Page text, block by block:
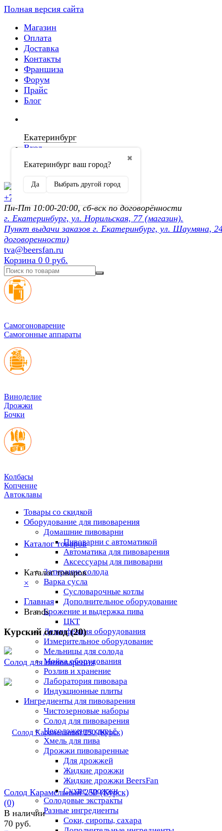
Полная версия сайта
Магазин
Оплата
Доставка
Контакты
Франшиза
Форум
Прайс
Блог
Екатеринбург
✖
Екатеринбург ваш город?
Да Выбрать другой город
Вход
Регистрация
+7 (902) 872-54-70
Пн-Пт 10:00-20:00, сб-вск по договорённости
г. Екатеринбург, ул. Норильская, 77 (магазин).
Пункт выдачи заказов г. Екатеринбург, ул. Шаумяна,
договоренности)
tva@beersfan.ru
Корзина 0 0 руб.
Cамогоноварение
Самогонные аппараты
Виноделие
Дрожжи
Бочки
Колбасы
Копчение
Автоклавы
Товары со скидкой
Оборудование для пивоварения
Домашние пивоварни
Пивоварни с автоматикой
Автоматика для пивоварения
Аксессуары для пивоварни
Затирание солода
Варка сусла
Cусловарочные котлы
Дополнительное оборудование
Брожение и выдержка пива
ЦКТ
Дезинфекция оборудования
Измерительное оборудование
Мельницы для солода
Мойка оборудования
Розлив и хранение
Лаборатория пивовара
Индукционные плиты
Ингредиенты для пивоварения
Чистозерновые наборы
Солод для пивоварения
Несоложеное сырьё
Хмель для пива
Дрожжи пивоваренные
Для дрожжей
Жидкие дрожжи
Жидкие дрожжи BeersFan
Сухие дрожжи
Солодовые экстракты
Разные ингредиенты
Соки, сиропы, сахара
Каталог товаров
Каталог товаров
×
Главная
Brands
Курский солод (20)
Солод для пивоварения
Солод Карамельный 250 (Курск)
(0)
В наличии
70 руб.